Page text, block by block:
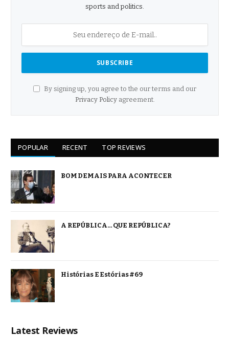
sports and politics.
By signing up, you agree to the our terms and our
Privacy Policyagreement.
POPULAR RECENT TOP REVIEWS
BOM DEMAIS PARA ACONTECER
A REPÚBLICA… QUE REPÚBLICA?
Histórias E Estórias #69
Latest Reviews